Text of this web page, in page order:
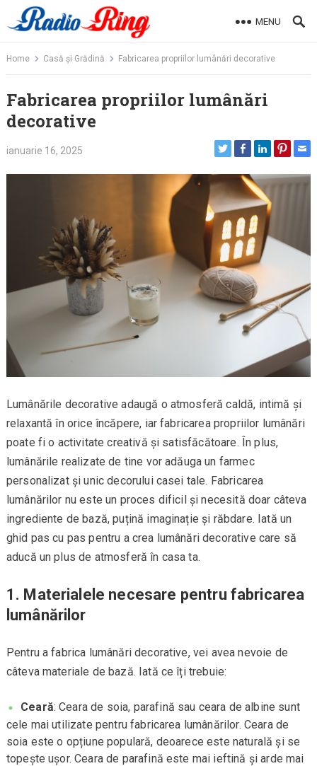
to
MENU
Home Casă și Grădină Fabricarea propriilor lumânări decorative
Fabricarea propriilor lumânări
decorative
ianuarie 16, 2025
Lumânările decorative adaugă o atmosferă caldă, intimă și
relaxantă în orice încăpere, iar fabricarea propriilor lumânări
poate fi o activitate creativă și satisfăcătoare. În plus,
lumânările realizate de tine vor adăuga un farmec
personalizat și unic decorului casei tale. Fabricarea
lumânărilor nu este un proces dificil și necesită doar câteva
ingrediente de bază, puțină imaginație și răbdare. Iată un
ghid pas cu pas pentru a crea lumânări decorative care să
aducă un plus de atmosferă în casa ta.
1. Materialele necesare pentru fabricarea
lumânărilor
Pentru a fabrica lumânări decorative, vei avea nevoie de
câteva materiale de bază. Iată ce îți trebuie:
Ceară: Ceara de soia, parafină sau ceara de albine sunt
cele mai utilizate pentru fabricarea lumânărilor. Ceara de
soia este o opțiune populară, deoarece este naturală și se
topește ușor. Ceara de parafină este mai ieftină și arde mai